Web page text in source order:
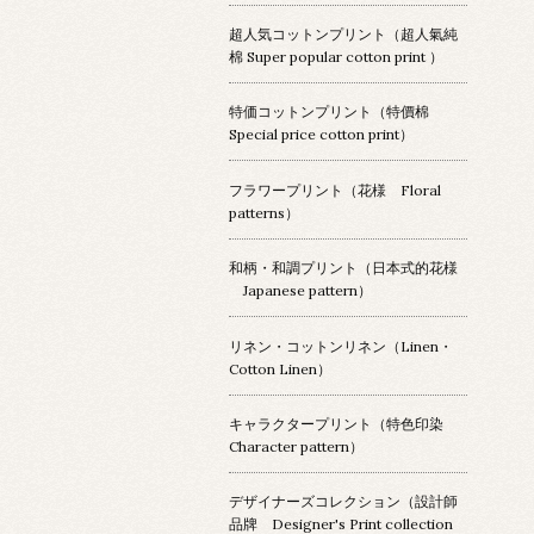
超人気コットンプリント（超人氣純
棉 Super popular cotton print ）
特価コットンプリント（特價棉
Special price cotton print）
フラワープリント（花様 Floral
patterns）
和柄・和調プリント（日本式的花様
Japanese pattern）
リネン・コットンリネン（Linen・
Cotton Linen）
キャラクタープリント（特色印染
Character pattern）
デザイナーズコレクション（設計師
品牌 Designer's Print collection